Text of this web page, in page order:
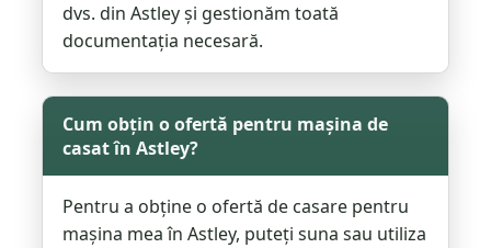
dvs. din Astley și gestionăm toată
documentația necesară.
Cum obțin o ofertă pentru mașina de
casat în Astley?
Pentru a obține o ofertă de casare pentru
mașina mea în Astley, puteți suna sau utiliza